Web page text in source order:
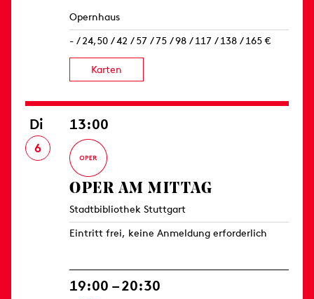
Opernhaus
- / 24,50 / 42 / 57 / 75 / 98 / 117 / 138 / 165 €
Karten
Di
6
13:00
OPER AM MITTAG
Stadtbibliothek Stuttgart
Eintritt frei, keine Anmeldung erforderlich
19:00 – 20:30